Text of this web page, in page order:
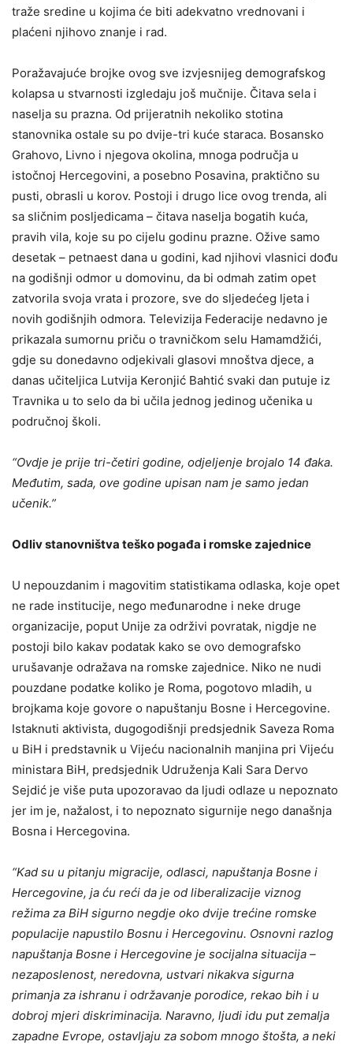
traže sredine u kojima će biti adekvatno vrednovani i
plaćeni njihovo znanje i rad.
Poražavajuće brojke ovog sve izvjesnijeg demografskog
kolapsa u stvarnosti izgledaju još mučnije. Čitava sela i
naselja su prazna. Od prijeratnih nekoliko stotina
stanovnika ostale su po dvije-tri kuće staraca. Bosansko
Grahovo, Livno i njegova okolina, mnoga područja u
istočnoj Hercegovini, a posebno Posavina, praktično su
pusti, obrasli u korov. Postoji i drugo lice ovog trenda, ali
sa sličnim posljedicama – čitava naselja bogatih kuća,
pravih vila, koje su po cijelu godinu prazne. Ožive samo
desetak – petnaest dana u godini, kad njihovi vlasnici dođu
na godišnji odmor u domovinu, da bi odmah zatim opet
zatvorila svoja vrata i prozore, sve do sljedećeg ljeta i
novih godišnjih odmora. Televizija Federacije nedavno je
prikazala sumornu priču o travničkom selu Hamamdžići,
gdje su donedavno odjekivali glasovi mnoštva djece, a
danas učiteljica Lutvija Keronjić Bahtić svaki dan putuje iz
Travnika u to selo da bi učila jednog jedinog učenika u
područnoj školi.
“Ovdje je prije tri-četiri godine, odjeljenje brojalo 14 đaka.
Međutim, sada, ove godine upisan nam je samo jedan
učenik.”
Odliv stanovništva teško pogađa i romske zajednice
U nepouzdanim i magovitim statistikama odlaska, koje opet
ne rade institucije, nego međunarodne i neke druge
organizacije, poput Unije za održivi povratak, nigdje ne
postoji bilo kakav podatak kako se ovo demografsko
urušavanje odražava na romske zajednice. Niko ne nudi
pouzdane podatke koliko je Roma, pogotovo mladih, u
brojkama koje govore o napuštanju Bosne i Hercegovine.
Istaknuti aktivista, dugogodišnji predsjednik Saveza Roma
u BiH i predstavnik u Vijeću nacionalnih manjina pri Vijeću
ministara BiH, predsjednik Udruženja Kali Sara Dervo
Sejdić je više puta upozoravao da ljudi odlaze u nepoznato
jer im je, nažalost, i to nepoznato sigurnije nego današnja
Bosna i Hercegovina.
“Kad su u pitanju migracije, odlasci, napuštanja Bosne i
Hercegovine, ja ću reći da je od liberalizacije viznog
režima za BiH sigurno negdje oko dvije trećine romske
populacije napustilo Bosnu i Hercegovinu. Osnovni razlog
napuštanja Bosne i Hercegovine je socijalna situacija –
nezaposlenost, neredovna, ustvari nikakva sigurna
primanja za ishranu i održavanje porodice, rekao bih i u
dobroj mjeri diskriminacija. Naravno, ljudi idu put zemalja
zapadne Evrope, ostavljaju za sobom mnogo štošta, a neki